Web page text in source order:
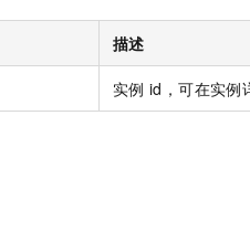
描述
实例 id，可在实例